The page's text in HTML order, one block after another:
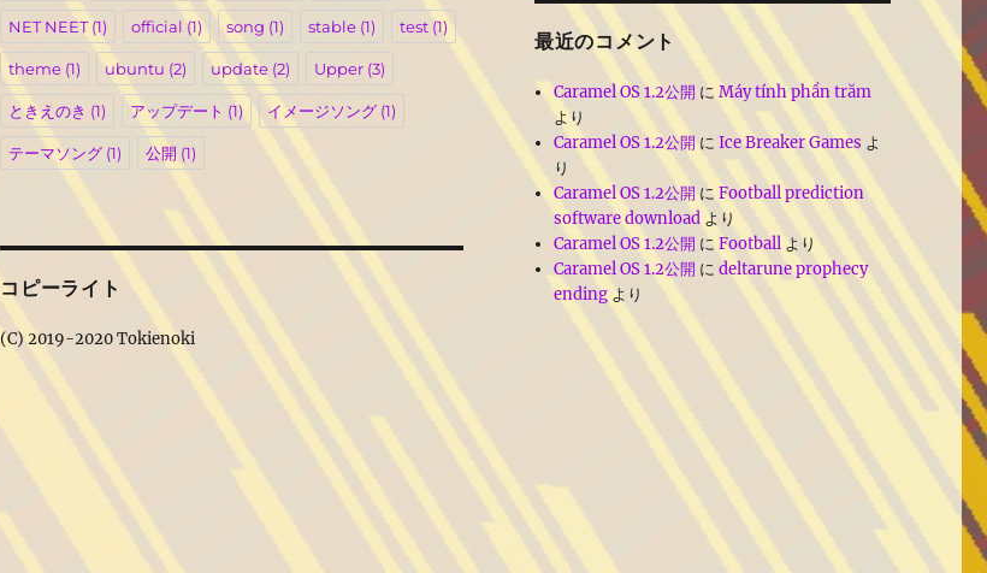
NET NEET(1) official (1) song (1) stable (1) test (1)
theme (1) ubuntu (2) update (2) Upper (3)
ときえのき (1) アップデート (1) イメージソング (1)
テーマソング (1) 公開 (1)
コピーライト
(C) 2019-2020 Tokienoki
最近のコメント
Caramel OS 1.2公開 にMáy tính phần trăm
より
Caramel OS 1.2公開 にIce Breaker Games よ
り
Caramel OS 1.2公開 にFootball prediction
software download より
Caramel OS 1.2公開 にFootball より
Caramel OS 1.2公開 にdeltarune prophecy
ending より